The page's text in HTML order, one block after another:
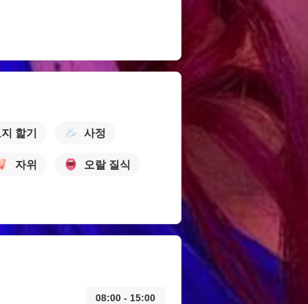
핥기 사정
자위 오랄 질식
08:00 - 15:00